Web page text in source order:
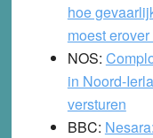
hoe
moest
NOS:
in Noord-
versturen
BBC: